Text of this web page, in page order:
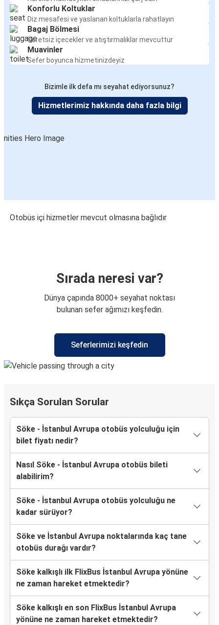
Konforlu Koltuklar
Diz mesafesi ve yaslanan koltuklarla rahatlayın
Bagaj Bölmesi
Ücretsiz içecekler ve atıştırmalıklar mevcuttur
Muavinler
Sefer boyunca hizmetinizdeyiz
Bizimle ilk defa mı seyahat ediyorsunuz?
Hizmetlerimiz hakkında daha fazla bilgi
Otobüs içi hizmetler mevcut olmasına bağlıdır
Sırada neresi var?
Dünya çapında 8000+ seyahat noktası
bulunan sefer ağımızı keşfedin.
Seferlerimizi keşfedin
Sıkça Sorulan Sorular
Söke - İstanbul Avrupa otobüs yolculuğu için
bilet fiyatı nedir?
Nasıl Söke - İstanbul Avrupa otobüs bileti
alabilirim?
Söke - İstanbul Avrupa otobüs yolculuğu ne
kadar sürüyor?
Söke ve İstanbul Avrupa noktalarında kaç tane
otobüs durağı vardır?
Söke kalkışlı ilk FlixBus İstanbul Avrupa yönüne
ne zaman hareket etmektedir?
Söke kalkışlı en son FlixBus İstanbul Avrupa
yönüne ne zaman hareket etmektedir?